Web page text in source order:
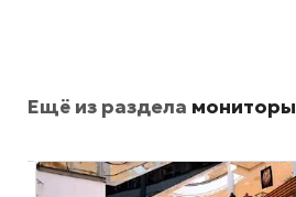
Ещё из раздела мониторы